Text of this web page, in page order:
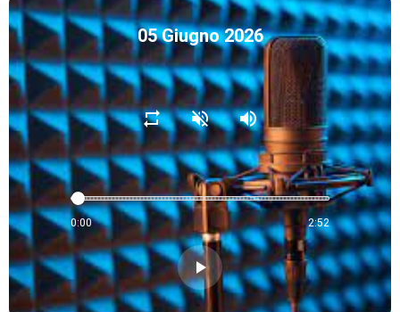
05 Giugno 2026
repeat volume_off volume_up
0:00 2:52
play_arrow